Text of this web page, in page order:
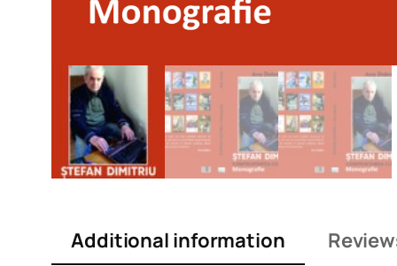
Additional information